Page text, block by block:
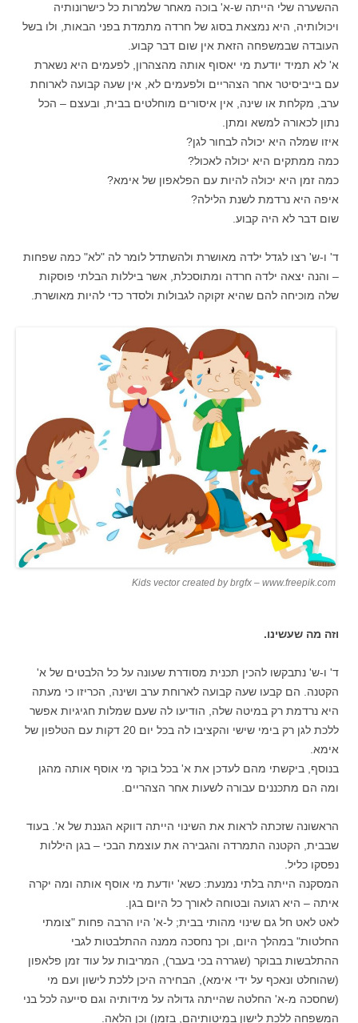
ההשערה שלי הייתה ש-א' בוכה מאחר שלמרות כל כישרונותיה
ויכולותיה, היא נמצאת בסוג של חרדה מתמדת בפני הבאות, ולו בשל
העובדה שבמשפחה הזאת אין שום דבר קבוע.
א' לא תמיד יודעת מי יאסוף אותה מהצהרון, לפעמים היא נשארת
עם בייביסיטר אחר הצהריים ולפעמים לא, אין שעה קבועה לארוחת
ערב, מקלחת או שינה, אין איסורים מוחלטים בבית, ובעצם – הכל
נתון לכאורה למשא ומתן.
איזו שמלה היא יכולה לבחור לגן?
כמה ממתקים היא יכולה לאכול?
כמה זמן היא יכולה להיות עם הפלאפון של אימא?
איפה היא נרדמת לשנת הלילה?
שום דבר לא היה קבוע.
ד' ו-ש' רצו לגדל ילדה מאושרת ולהשתדל לומר לה "לא" כמה שפחות
– והנה יצאה ילדה חרדה ומתוסכלת, אשר ביללות הבלתי פוסקות
שלה מוכיחה להם שהיא זקוקה לגבולות ולסדר כדי להיות מאושרת.
Kids vector created by brgfx – www.freepik.com
וזה מה שעשינו.
ד' ו-ש' נתבקשו להכין תכנית מסודרת שעונה על כל הלבטים של א'
הקטנה. הם קבעו שעה קבועה לארוחת ערב ושינה, הכריזו כי מעתה
היא נרדמת רק במיטה שלה, הודיעו לה שעם שמלות חגיגיות אפשר
ללכת לגן רק בימי שישי והקציבו לה בכל יום 20 דקות עם הטלפון של
אימא.
בנוסף, ביקשתי מהם לעדכן את א' בכל בוקר מי אוסף אותה מהגן
ומה הם מתכננים עבורה לשעות אחר הצהריים.
הראשונה שזכתה לראות את השינוי הייתה דווקא הגננת של א'. בעוד
שבבית, הקטנה התמרדה והגבירה את עוצמת הבכי – בגן היללות
נפסקו כליל.
המסקנה הייתה בלתי נמנעת: כשא' יודעת מי אוסף אותה ומה יקרה
איתה – היא רגועה ובטוחה לאורך כל היום בגן.
לאט לאט חל גם שינוי מהותי בבית; ל-א' היו הרבה פחות "צומתי
החלטות" במהלך היום, וכך נחסכה ממנה ההתלבטות לגבי
ההתלבשות בבוקר (שגררה בכי בעבר), המריבות על עוד זמן פלאפון
(שהוחלט ונאכף על ידי אימא), הבחירה היכן ללכת לישון ועם מי
(שחסכה מ-א' החלטה שהייתה גדולה על מידותיה וגם סייעה לכל בני
המשפחה ללכת לישון במיטותיהם, בזמן) וכן הלאה.